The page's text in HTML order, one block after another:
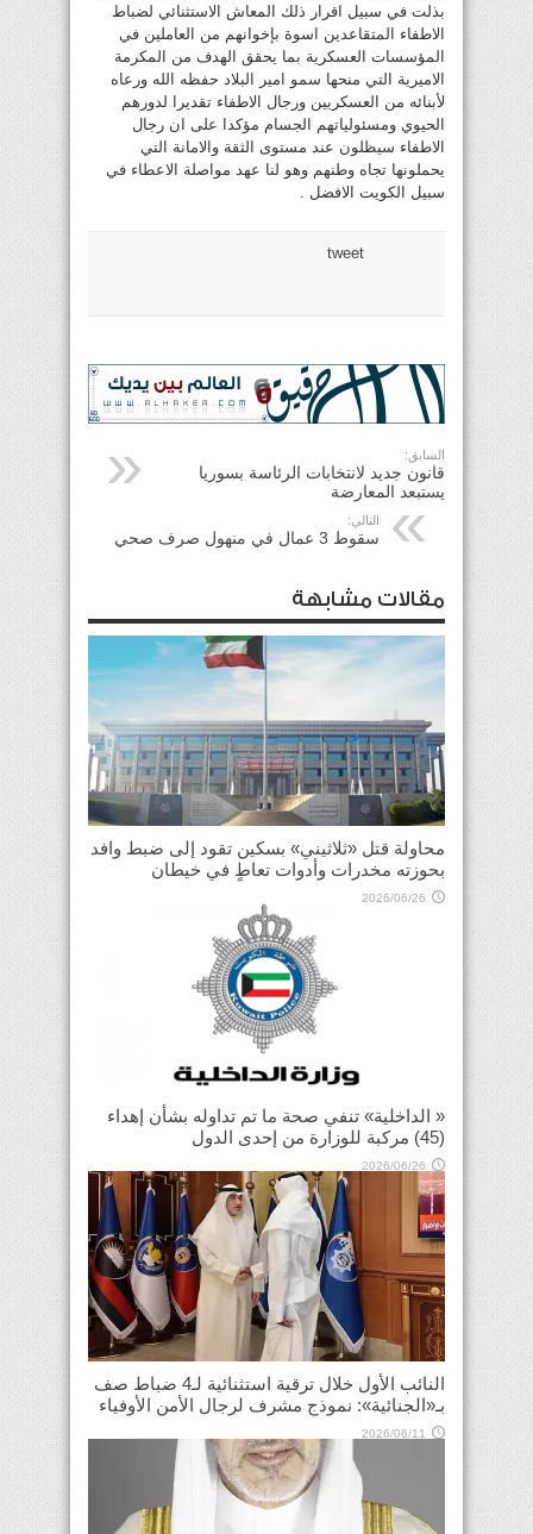
بذلت في سبيل اقرار ذلك المعاش الاستثنائي لضباط
الاطفاء المتقاعدين اسوة بإخوانهم من العاملين في
المؤسسات العسكرية بما يحقق الهدف من المكرمة
الاميرية التي منحها سمو امير البلاد حفظه الله ورعاه
لأبنائه من العسكريين ورجال الاطفاء تقديرا لدورهم
الحيوي ومسئولياتهم الجسام مؤكدا على ان رجال
الاطفاء سيظلون عند مستوى الثقة والامانة التي
يحملونها تجاه وطنهم وهو لنا عهد مواصلة الاعطاء في
سبيل الكويت الافضل .
tweet
السابق:
قانون جديد لانتخابات الرئاسة بسوريا
يستبعد المعارضة
التالي:
سقوط 3 عمال في منهول صرف صحي
مقالات مشابهة
محاولة قتل «ثلاثيني» بسكين تقود إلى ضبط وافد
بحوزته مخدرات وأدوات تعاطٍ في خيطان
2026/06/26
« الداخلية» تنفي صحة ما تم تداوله بشأن إهداء
(45) مركبة للوزارة من إحدى الدول
2026/06/26
النائب الأول خلال ترقية استثنائية لـ4 ضباط صف
بـ«الجنائية»: نموذج مشرف لرجال الأمن الأوفياء
2026/06/11